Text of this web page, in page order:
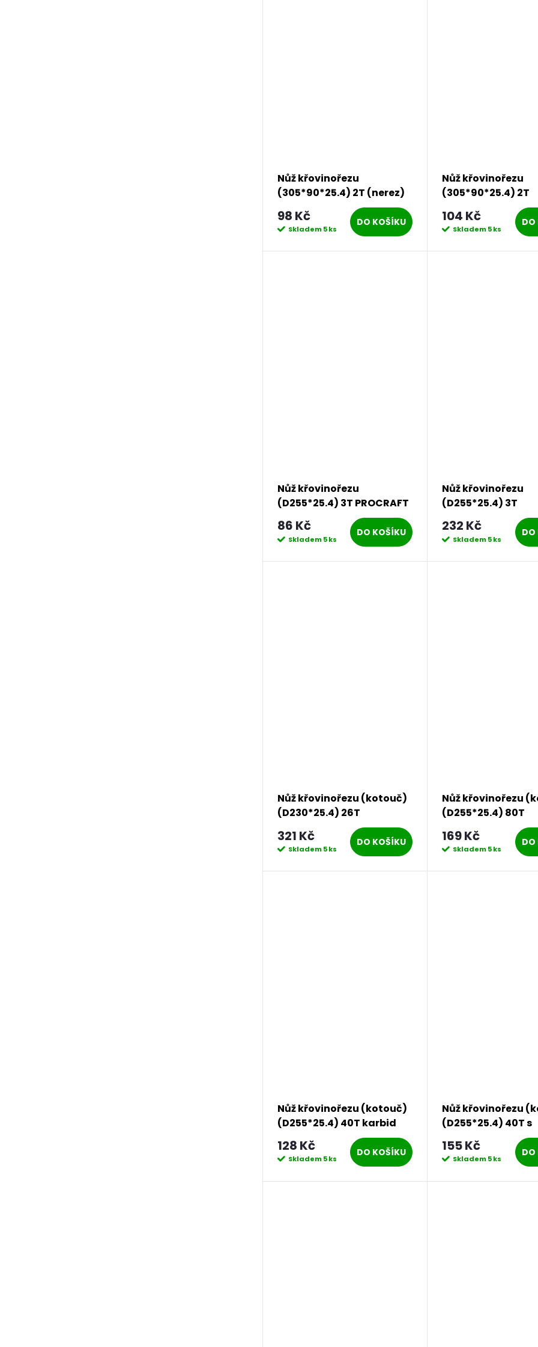
Nůž křovinořezu
(305*90*25.4) 2T (nerez)
PROCRAFT | H-2T/H
98 Kč
Skladem5 ks
DO KOŠÍKU
Nůž křovinořezu
(305*90*25.4) 2T
PROCRAFT | H-2T
104 Kč
Skladem5 ks
DO
Nůž křovinořezu
(D255*25.4) 3T PROCRAFT
| H-3T
86 Kč
Skladem5 ks
DO KOŠÍKU
Nůž křovinořezu
(D255*25.4) 3T
vroubkovaný
H-3T/Z
232 Kč
Skladem5 ks
DO
Nůž křovinořezu (kotouč)
(D230*25.4) 26T
PROCRAFT | H-26T
321 Kč
Skladem5 ks
DO KOŠÍKU
Nůž křovinořezu
(D255*25.4) 80T
PROCRAFT | H-80T
169 Kč
Skladem5 ks
DO
Nůž křovinořezu (kotouč)
(D255*25.4) 40T karbid
wolframu PROCRAFT |
H/P-40T
128 Kč
Skladem5 ks
DO KOŠÍKU
Nůž křovinořezu
(D255*25.4) 40T s
vnitřními
vysokou trávu
PROCRAFT | H/P-3/
155 Kč
Skladem5 ks
DO